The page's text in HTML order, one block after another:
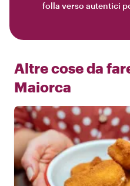
folla verso autentici
Altre cose da
Maiorca